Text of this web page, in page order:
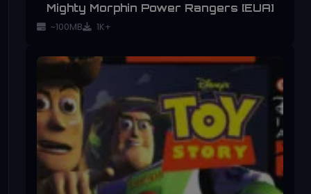
Mighty Morphin Power Rangers [EUA]
~100MB 1K+